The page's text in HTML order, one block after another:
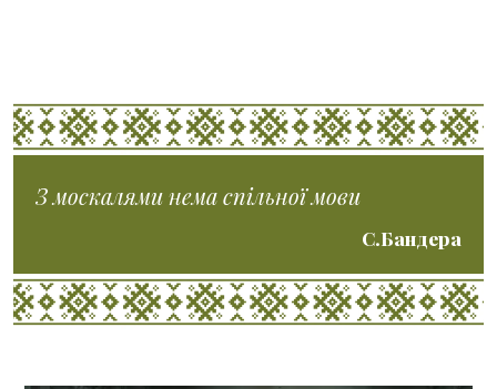
З москалями нема спільної мови
С.Бандера